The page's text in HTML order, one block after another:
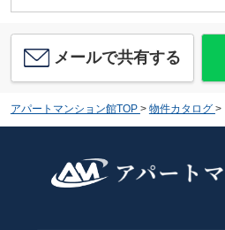
メールで共有する
アパートマンション館TOP > 物件カタログ >